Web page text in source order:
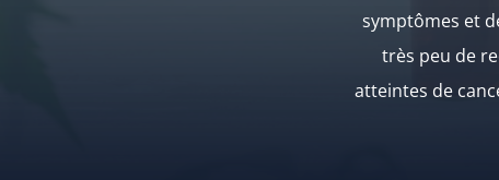
symptômes et
très peu de
atteintes de